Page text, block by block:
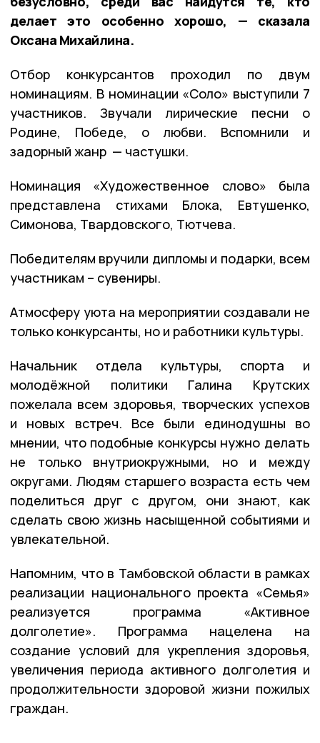
делает это особенно хорошо, — сказала
Оксана Михайлина.
Отбор конкурсантов проходил по двум
номинациям. В номинации «Соло» выступили 7
участников. Звучали лирические песни о
Родине, Победе, о любви. Вспомнили и
задорный жанр — частушки.
Номинация «Художественное слово» была
представлена стихами Блока, Евтушенко,
Симонова, Твардовского, Тютчева.
Победителям вручили дипломы и подарки, всем
участникам – сувениры.
Атмосферу уюта на мероприятии создавали не
только конкурсанты, но и работники культуры.
Начальник отдела культуры, спорта и
молодёжной политики Галина Крутских
пожелала всем здоровья, творческих успехов
и новых встреч. Все были единодушны во
мнении, что подобные конкурсы нужно делать
не только внутриокружными, но и между
округами. Людям старшего возраста есть чем
поделиться друг с другом, они знают, как
сделать свою жизнь насыщенной событиями и
увлекательной.
Напомним, что в Тамбовской области в рамках
реализации национального проекта «Семья»
реализуется программа «Активное
долголетие». Программа нацелена на
создание условий для укрепления здоровья,
увеличения периода активного долголетия и
продолжительности здоровой жизни пожилых
граждан.